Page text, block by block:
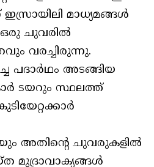
മാധ്യമങ്ങള്‍
ഒരു ചുവരില്‍
വരച്ചിരുന്നു.
പദാര്‍ഥം അടങ്ങിയ
കാര്‍ ടയറും സ്ഥലത്ത്
അതിന്റെ ചുവരുകളില്‍
മുദ്രാവാക്യങ്ങള്‍